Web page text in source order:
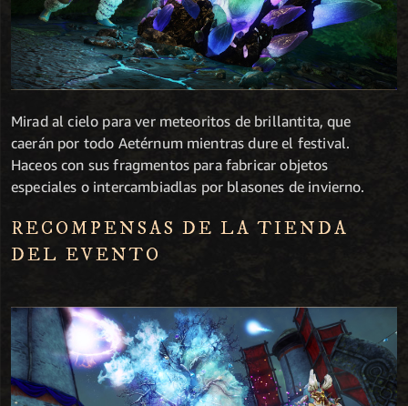
Mirad al cielo para ver meteoritos de brillantita, que
caerán por todo Aetérnum mientras dure el festival.
Haceos con sus fragmentos para fabricar objetos
especiales o intercambiadlas por blasones de invierno.
RECOMPENSAS DE LA TIENDA
DEL EVENTO